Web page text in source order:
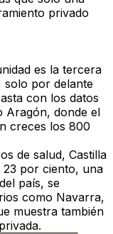
privado
es la tercera
solo por delante
con los datos
Aragón, donde el
creces los 800
de salud, Castilla
23 por ciento, una
país, se
como Navarra,
muestra también
.